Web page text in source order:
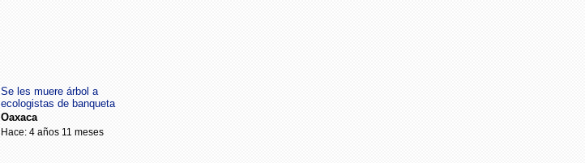
Se les muere árbol a
ecologistas de banqueta
Oaxaca
Hace: 4 años 11 meses